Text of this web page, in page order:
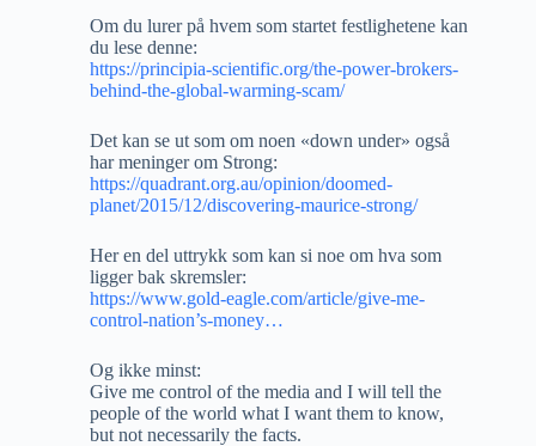
Om du lurer på hvem som startet festlighetene kan
du lese denne:
https://principia-scientific.org/the-power-brokers-
behind-the-global-warming-scam/
Det kan se ut som om noen «down under» også
har meninger om Strong:
https://quadrant.org.au/opinion/doomed-
planet/2015/12/discovering-maurice-strong/
Her en del uttrykk som kan si noe om hva som
ligger bak skremsler:
https://www.gold-eagle.com/article/give-me-
control-nation’s-money…
Og ikke minst:
Give me control of the media and I will tell the
people of the world what I want them to know,
but not necessarily the facts.